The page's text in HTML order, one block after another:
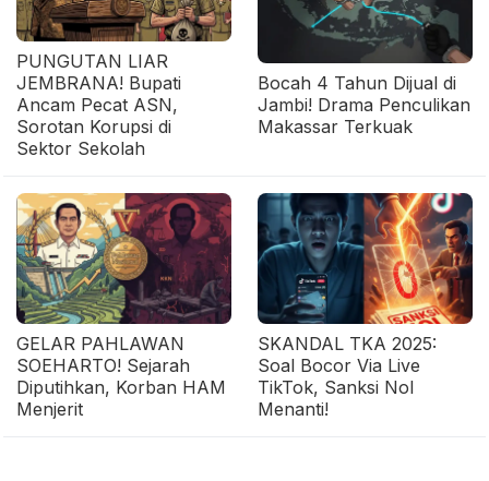
PUNGUTAN LIAR
JEMBRANA! Bupati
Ancam Pecat ASN,
Sorotan Korupsi di
Sektor Sekolah
Bocah 4 Tahun Dijual di
Jambi! Drama Penculikan
Makassar Terkuak
GELAR PAHLAWAN
SOEHARTO! Sejarah
Diputihkan, Korban HAM
Menjerit
SKANDAL TKA 2025:
Soal Bocor Via Live
TikTok, Sanksi Nol
Menanti!